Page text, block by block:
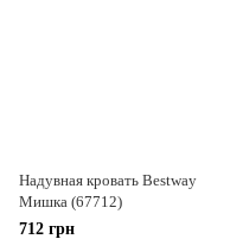
Надувная кровать Bestway
Мишка (67712)
712 грн